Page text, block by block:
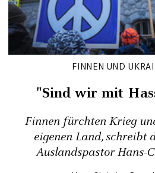
FINNEN UND
"Sind wir mit
Finnen fürchten Krieg
eigenen Land, schreibt
Auslandspastor Hans-